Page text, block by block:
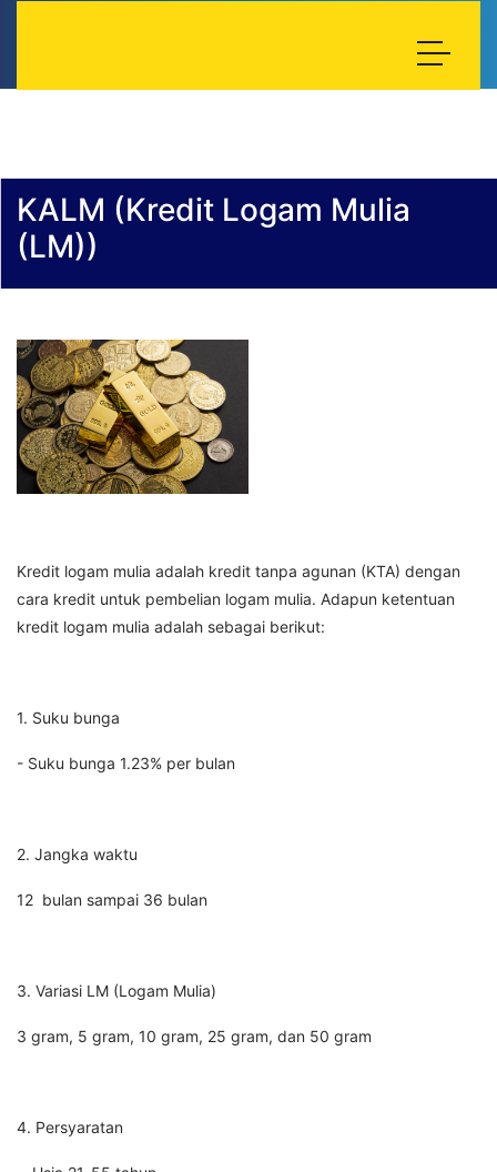
KALM (Kredit Logam Mulia
(LM))
Kredit logam mulia adalah kredit tanpa agunan (KTA) dengan
cara kredit untuk pembelian logam mulia. Adapun ketentuan
kredit logam mulia adalah sebagai berikut:
1. Suku bunga
- Suku bunga 1.23% per bulan
2. Jangka waktu
12 bulan sampai 36 bulan
3. Variasi LM (Logam Mulia)
3 gram, 5 gram, 10 gram, 25 gram, dan 50 gram
4. Persyaratan